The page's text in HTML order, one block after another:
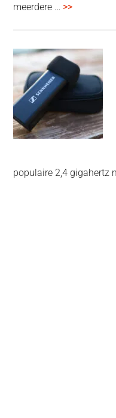
meerdere … >>
voor
high-
end
multiroom
populaire 2,4 gigahertz